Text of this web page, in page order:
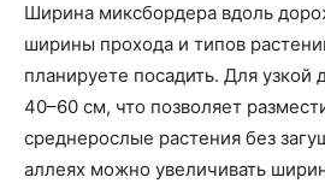
Ширина миксбордера вдоль
ширины прохода и типов
планируете посадить. Для узкой
40–60 см, что позволяет
среднерослые растения без
аллеях можно увеличивать